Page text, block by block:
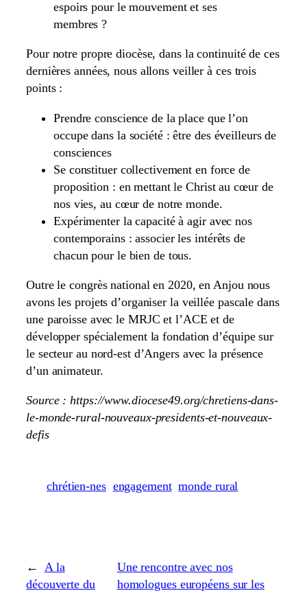
espoirs pour le mouvement et ses
membres ?
Pour notre propre diocèse, dans la continuité de ces
dernières années, nous allons veiller à ces trois
points :
Prendre conscience de la place que l’on
occupe dans la société : être des éveilleurs de
consciences
Se constituer collectivement en force de
proposition : en mettant le Christ au cœur de
nos vies, au cœur de notre monde.
Expérimenter la capacité à agir avec nos
contemporains : associer les intérêts de
chacun pour le bien de tous.
Outre le congrès national en 2020, en Anjou nous
avons les projets d’organiser la veillée pascale dans
une paroisse avec le MRJC et l’ACE et de
développer spécialement la fondation d’équipe sur
le secteur au nord-est d’Angers avec la présence
d’un animateur.
Source : https://www.diocese49.org/chretiens-dans-
le-monde-rural-nouveaux-presidents-et-nouveaux-
defis
chrétien-nes engagement monde rural
←
A la
découverte du
Une rencontre avec nos
homologues européens sur les